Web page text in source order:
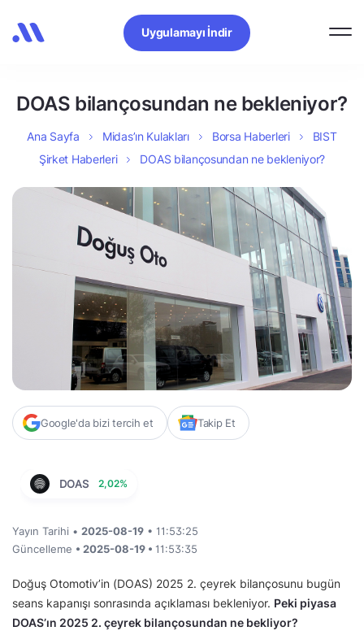
Uygulamayı İndir
DOAS bilançosundan ne bekleniyor?
Ana Sayfa Midas’ın Kulakları Borsa Haberleri
BIST
Şirket Haberleri
DOAS bilançosundan ne bekleniyor?
Google'da bizi tercih et Takip Et
DOAS 2,02%
Yayın Tarihi • 2025-08-19 • 11:53:25
Güncelleme • 2025-08-19 • 11:53:35
Doğuş Otomotiv’in (DOAS) 2025 2. çeyrek bilançosunu bugün
seans kapanışı sonrasında açıklaması bekleniyor. Peki piyasa
DOAS’ın 2025 2. çeyrek bilançosundan ne bekliyor?